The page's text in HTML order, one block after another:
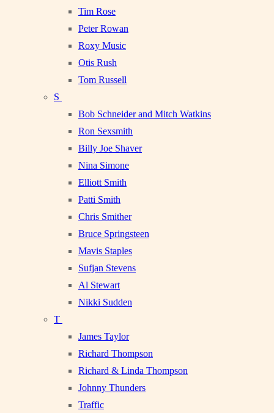
Tim Rose
Peter Rowan
Roxy Music
Otis Rush
Tom Russell
S
Bob Schneider and Mitch Watkins
Ron Sexsmith
Billy Joe Shaver
Nina Simone
Elliott Smith
Patti Smith
Chris Smither
Bruce Springsteen
Mavis Staples
Sufjan Stevens
Al Stewart
Nikki Sudden
T
James Taylor
Richard Thompson
Richard & Linda Thompson
Johnny Thunders
Traffic